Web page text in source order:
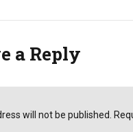
a Reply
will not be published.